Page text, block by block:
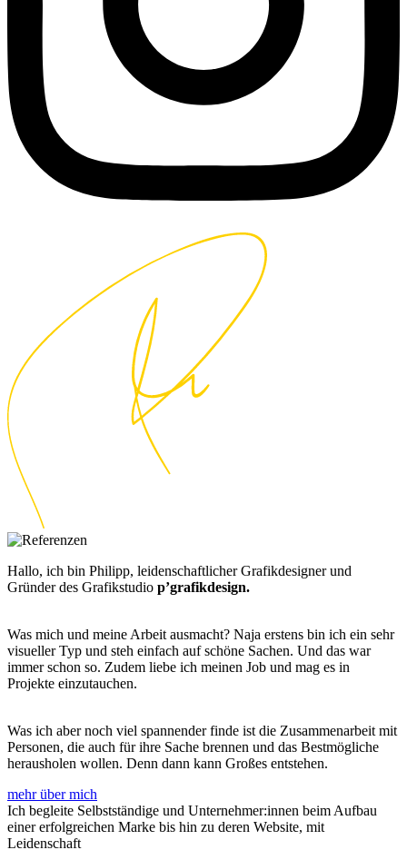
Hallo, ich bin Philipp, leidenschaftlicher Grafikdesigner und
Gründer des Grafikstudio p’grafikdesign.
Was mich und meine Arbeit ausmacht? Naja erstens bin ich ein sehr
visueller Typ und steh einfach auf schöne Sachen. Und das war
immer schon so. Zudem liebe ich meinen Job und mag es in
Projekte einzutauchen.
Was ich aber noch viel spannender finde ist die Zusammenarbeit mit
Personen, die auch für ihre Sache brennen und das Bestmögliche
herausholen wollen. Denn dann kann Großes entstehen.
mehr über mich
Ich begleite Selbstständige und Unternehmer:innen beim Aufbau
einer erfolgreichen Marke bis hin zu deren Website, mit
Leidenschaft